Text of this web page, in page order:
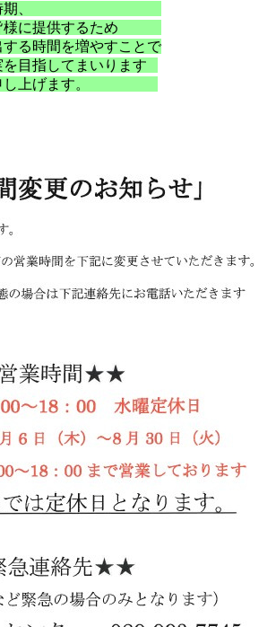
たこの時期、
皆様に提供するため
る時間を増やすことで
目指してまいります
い申し上げます。